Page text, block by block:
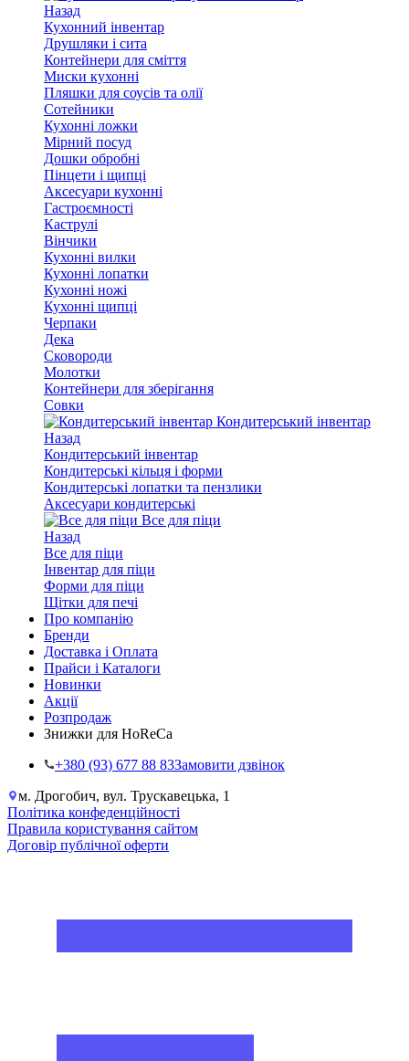
Назад
Кухонний інвентар
Друшляки і сита
Контейнери для сміття
Миски кухонні
Пляшки для соусів та олії
Сотейники
Кухонні ложки
Мірний посуд
Дошки обробні
Пінцети і щипці
Аксесуари кухонні
Гастроємності
Каструлі
Вінчики
Кухонні вилки
Кухонні лопатки
Кухонні ножі
Кухонні щипці
Черпаки
Дека
Сковороди
Молотки
Контейнери для зберігання
Совки
Кондитерський інвентар
Назад
Кондитерський інвентар
Кондитерські кільця і форми
Кондитерські лопатки та пензлики
Аксесуари кондитерські
Все для піци
Назад
Все для піци
Інвентар для піци
Форми для піци
Щітки для печі
Про компанію
Бренди
Доставка і Оплата
Прайси і Каталоги
Новинки
Акції
Розпродаж
Знижки для HoReCa
+38‎0 (93) 677 88 83Замовити дзвінок
м. Дрогобич, вул. Трускавецька, 1
Політика конфеденційності
Правила користування сайтом
Договір публічної оферти